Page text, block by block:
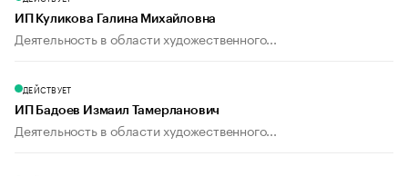
ИП Куликова Галина Михайловна
Деятельность в области художественного...
ДЕЙСТВУЕТ
ИП Бадоев Измаил Тамерланович
Деятельность в области художественного...